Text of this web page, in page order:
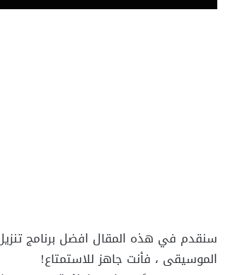
سنقدم في هذه المقال افضل برنامج
الموسيقى ، فأنت جاهز للاستمتاع!